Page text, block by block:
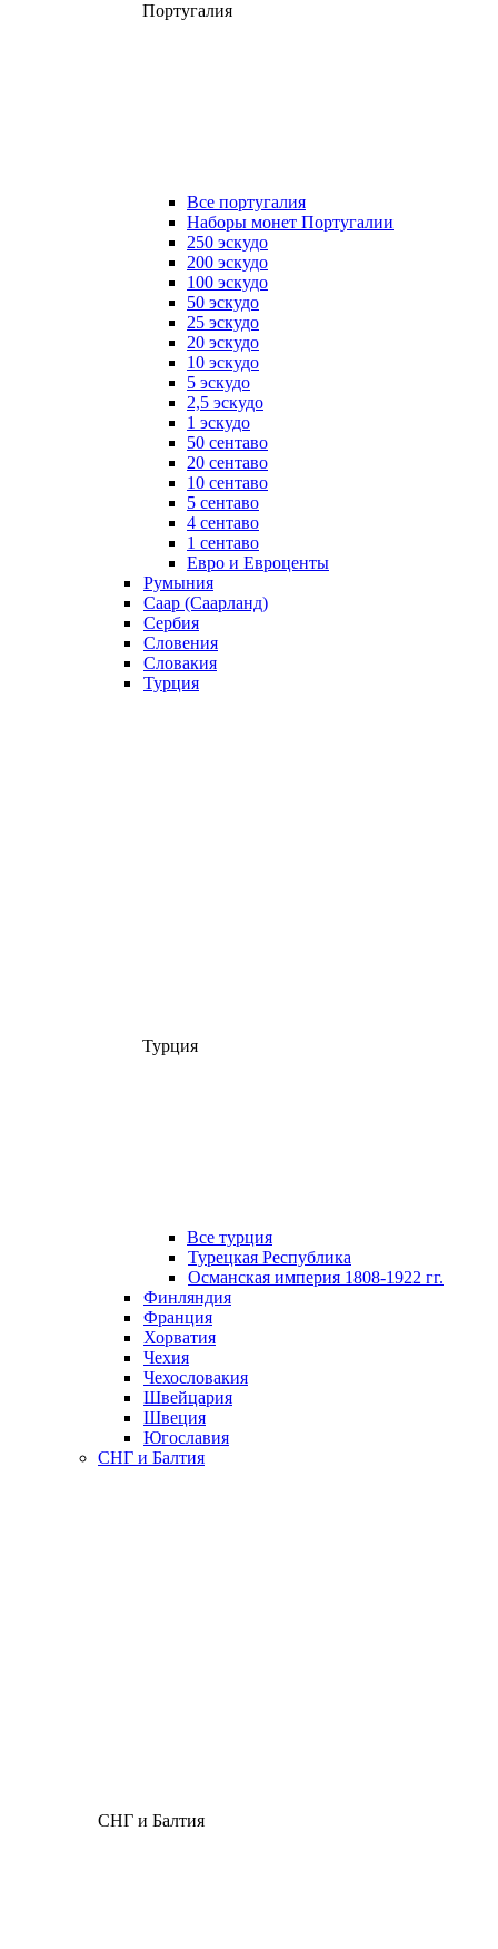
Португалия
Все португалия
Наборы монет Португалии
250 эскудо
200 эскудо
100 эскудо
50 эскудо
25 эскудо
20 эскудо
10 эскудо
5 эскудо
2,5 эскудо
1 эскудо
50 сентаво
20 сентаво
10 сентаво
5 сентаво
4 сентаво
1 сентаво
Евро и Евроценты
Румыния
Саар (Саарланд)
Сербия
Словения
Словакия
Турция
Турция
Все турция
Турецкая Республика
Османская империя 1808-1922 гг.
Финляндия
Франция
Хорватия
Чехия
Чехословакия
Швейцария
Швеция
Югославия
СНГ и Балтия
СНГ и Балтия